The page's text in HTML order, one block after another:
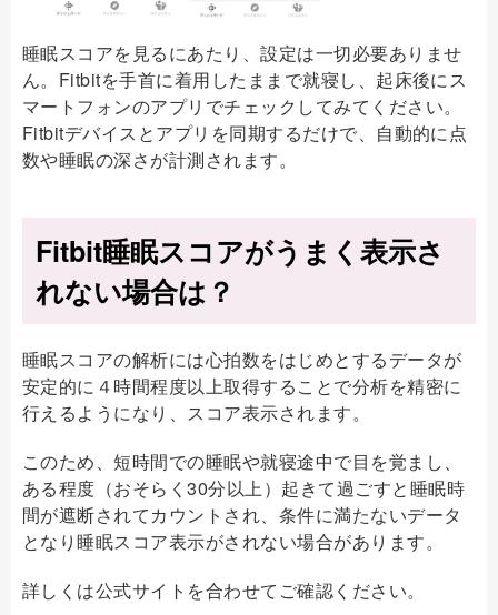
睡眠スコアを見るにあたり、設定は一切必要ありませ
ん。Fitbitを手首に着用したままで就寝し、起床後にス
マートフォンのアプリでチェックしてみてください。
Fitbitデバイスとアプリを同期するだけで、自動的に点
数や睡眠の深さが計測されます。
Fitbit睡眠スコアがうまく表示さ
れない場合は？
睡眠スコアの解析には心拍数をはじめとするデータが
安定的に４時間程度以上取得することで分析を精密に
行えるようになり、スコア表示されます。
このため、短時間での睡眠や就寝途中で目を覚まし、
ある程度（おそらく30分以上）起きて過ごすと睡眠時
間が遮断されてカウントされ、条件に満たないデータ
となり睡眠スコア表示がされない場合があります。
詳しくは公式サイトを合わせてご確認ください。